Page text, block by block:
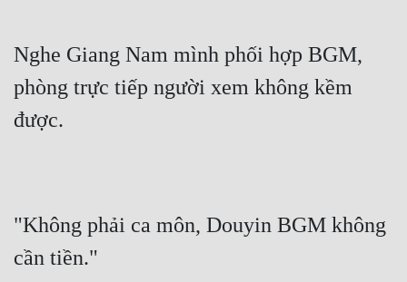
Nghe Giang Nam mình phối hợp BGM,
phòng trực tiếp người xem không kềm
được.
"Không phải ca môn, Douyin BGM không
cần tiền."